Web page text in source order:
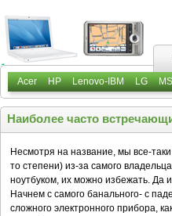
Acer HP Lenovo-IBM LG
Наиболее часто
Несмотря на название, мы все-
то степени) из-за самого
ноутбуком, их можно избежать. Да
Начнем с самого банального- с
сложного электронного прибора,